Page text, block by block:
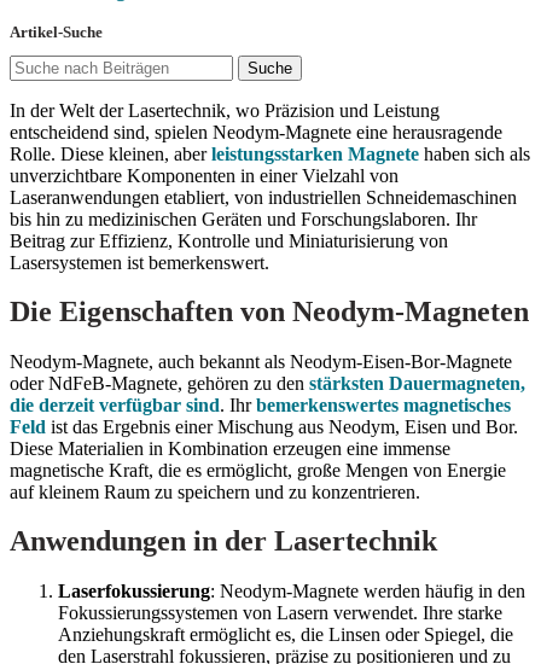
Artikel-Suche
Suche
In der Welt der Lasertechnik, wo Präzision und Leistung
entscheidend sind, spielen Neodym-Magnete eine herausragende
Rolle. Diese kleinen, aberleistungsstarken Magnete haben sich als
unverzichtbare Komponenten in einer Vielzahl von
Laseranwendungen etabliert, von industriellen Schneidemaschinen
bis hin zu medizinischen Geräten und Forschungslaboren. Ihr
Beitrag zur Effizienz, Kontrolle und Miniaturisierung von
Lasersystemen ist bemerkenswert.
Die Eigenschaften von Neodym-Magneten
Neodym-Magnete, auch bekannt als Neodym-Eisen-Bor-Magnete
oder NdFeB-Magnete, gehören zu den stärksten Dauermagneten,
die derzeit verfügbar sind. Ihrbemerkenswertes magnetisches
Feld ist das Ergebnis einer Mischung aus Neodym, Eisen und Bor.
Diese Materialien in Kombination erzeugen eine immense
magnetische Kraft, die es ermöglicht, große Mengen von Energie
auf kleinem Raum zu speichern und zu konzentrieren.
Anwendungen in der Lasertechnik
Laserfokussierung: Neodym-Magnete werden häufig in den
Fokussierungssystemen von Lasern verwendet. Ihre starke
Anziehungskraft ermöglicht es, die Linsen oder Spiegel, die
den Laserstrahl fokussieren, präzise zu positionieren und zu